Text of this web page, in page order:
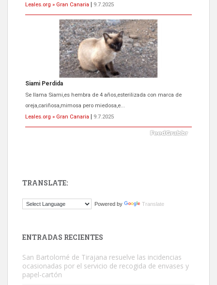
Leales.org » Gran Canaria | 9.7.2025
ADOPCIÓN URGENTE GATA TEROR GRAN CANARIA
El ayuntamiento se va a llevar a Los Gatos callejeros de la zona los
próximos días, ella incluida...
Leales.org » Gran Canaria | 9.7.2025
Este gato macho ha aparecido en la calle hace menos de un mes,
TRANSLATE:
Powered by Translate
ENTRADAS RECIENTES
San Bartolomé de Tirajana resuelve las incidencias
ocasionadas por el servicio de recogida de envases y
papel-cartón